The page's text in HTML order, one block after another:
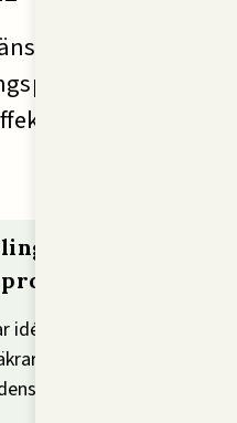
inom
Vårt
lösningar
idéer, prototyper och
hållbara lösningar
odling.